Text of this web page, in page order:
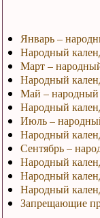
Январь –
Народный
Март –
Народный
Май – народный
Народный
Июль –
Народный
Сентябрь –
Народный
Народный
Народный
Запрещающие